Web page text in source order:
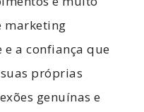
marketing
a confiança que
próprias
genuínas e